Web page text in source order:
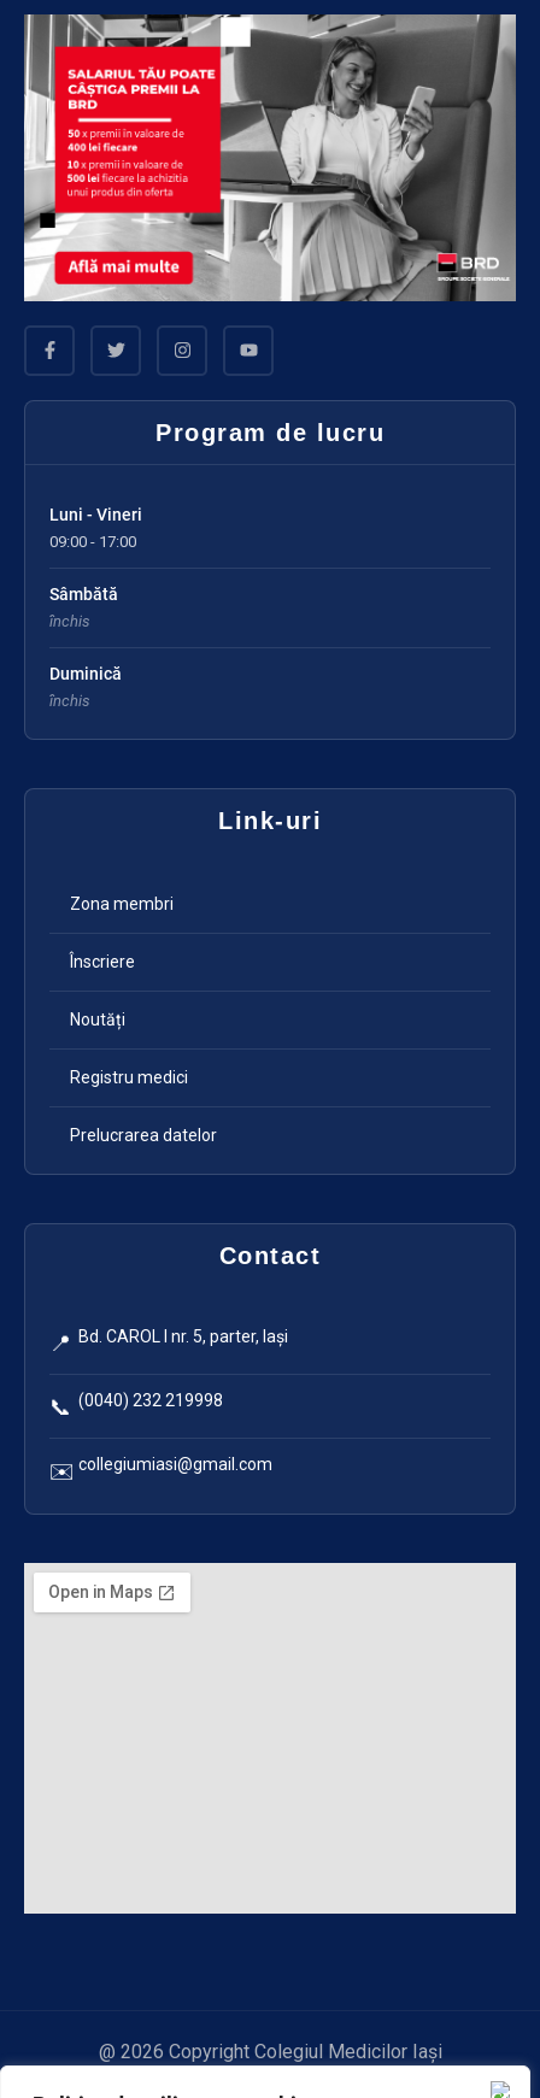
Program de lucru
Luni - Vineri
09:00 - 17:00
Sâmbătă
închis
Duminică
închis
Link-uri
Zona membri
Înscriere
Noutăți
Registru medici
Prelucrarea datelor
Contact
📍 Bd. CAROL I nr. 5, parter, Iași
📞 (0040) 232 219998
✉️ collegiumiasi@gmail.com
@ 2026 Copyright Colegiul Medicilor Iași